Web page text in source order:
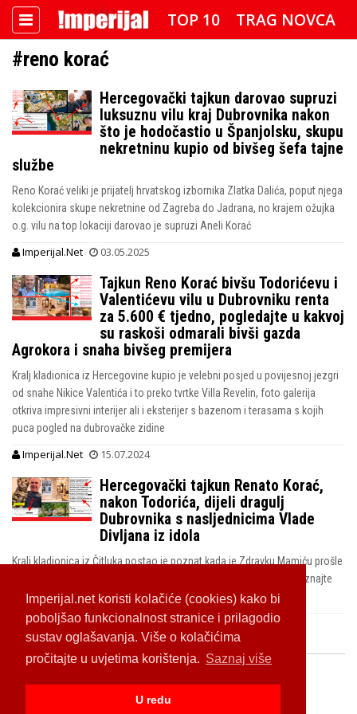
Imperijal.net koristi kolačiće (cookies) kako bi
poboljšao funkcionalnost stranice i prilagodio
sustav oglašavanja. Više o kolačićima
pročitajte u uvjetima korištenja. Saznaj više
U redu
TOP 10
TRAG NOVCA
DETEKTOR
IMPERIJAL VIDEO
RADAR
IMPERIJAL & FREETIME
IMPERIJALOVE POZNATE FACE
#reno korać
Hercegovački tajkun darovao supruzi
luksuznu vilu kraj Dubrovnika nakon
što je hodočastio u Španjolsku, skupu
nekretninu kupio od bivšeg šefa tajne
službe
Reno Korać veliki je prijatelj hrvatskog izbornika Zlatka Dalića, poput njega
kolekcionira skupe nekretnine od Zagreba do Jadrana, no krajem ožujka
o.g. vilu na top lokaciji darovao je supruzi Aneli Korać
Imperijal.Net 03.05.2025
Tajkun Reno Korać bivšu Todorićevu i
Valentićevu vilu u Dubrovniku renta
za 5.600 € tjedno, pogledajte u kakvoj
su raskoši odmarali bivši gazda
Agrokora i snaha bivšeg premijera
Kralj kladionica iz Hercegovine kupio je velebni posjed u povijesnoj jezgri
od snahe Nikice Valentića i to preko tvrtke Villa Revelin, foto galerija
otkriva impresivni interijer ali i eksterijer s bazenom i terasama s kojih
puca pogled na dubrovačke zidine
Imperijal.Net 15.07.2024
Hercegovački tajkun Renato Korać,
nakon Todorića, dijeli dragulj
Dubrovnika s nasljednicima Vlade
Divljana iz idola
Kralj kladionica iz Čitluka postao je poznat kada je Zdravku Mamiću prošle
godine posudio 44,5 milijuna kuna za vraćanje duga Hrvatskoj, saznajte
kako je postao vlasnik luksuznog posjeda u Starom Gradu
Imperijal.Net 19.01.2022